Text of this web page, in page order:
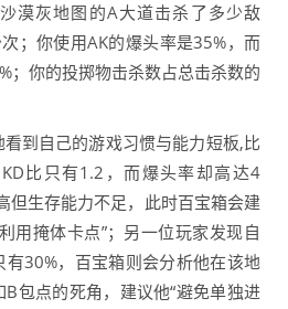
漠灰地图的A大道击杀了多少敌
；你使用AK的爆头率是35%，而
；你的投掷物击杀数占总击杀数的
到自己的游戏习惯与能力短板,比
比只有1.2，而爆头率却高达4
但生存能力不足，此时百宝箱会建
用掩体卡点”；另一位玩家发现自
有30%，百宝箱则会分析他在该地
包点的死角，建议他“避免单独进